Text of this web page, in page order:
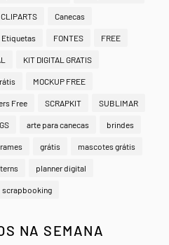
CLIPARTS Canecas
Etiquetas FONTES FREE
KIT DIGITAL GRATIS
MOCKUP FREE
Free SCRAPKIT SUBLIMAR
arte para canecas brindes
grátis mascotes grátis
planner digital
scrapbooking
NA SEMANA